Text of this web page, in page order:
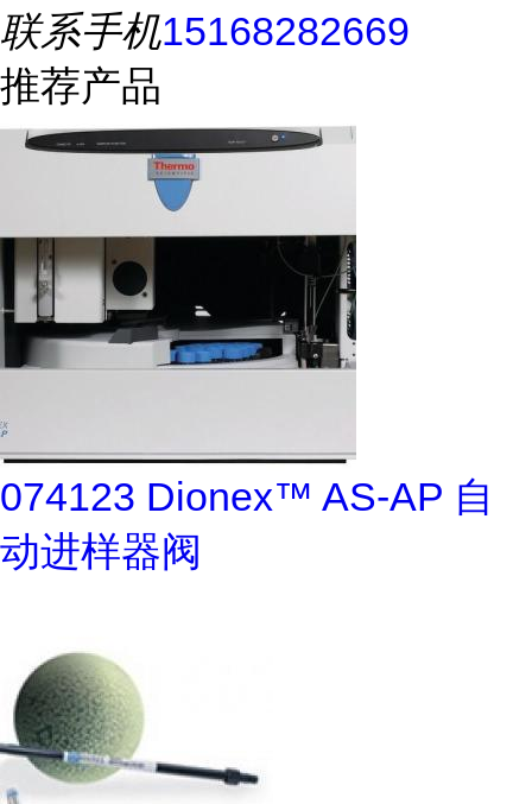
联系手机15168282669
推荐产品
074123 Dionex™ AS-AP 自
动进样器阀